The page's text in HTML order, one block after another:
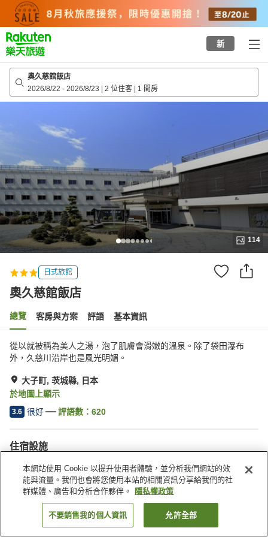
top
page
新
奧久慈館飯店
2026/8/22 - 2026/8/23 | 2 位住客 | 1 間房
114
日式旅館
奧久慈館飯店
總覽 客房與方案 評語 基本資訊
從以就被稱為美人之湯，泡了肌膚會滑嫩的溫泉。除了袋田瀑布
外，久慈川沿岸也是風光明媚。
大子町, 茨城縣, 日本
於地圖上顯示
3.6 很好 評語數： 620
住宿設施
停車場
自動販賣機
商店
露天浴池（溫泉）
找客房
本網站使用 Cookie 以提升使用者體驗，並分析我們網站的效
能與流量。我們也會將您使用本站的相關資訊分享給我們的社
群媒體、廣告和分析合作夥伴。
隱私權政策
不要銷售我的個人資訊 允許全部